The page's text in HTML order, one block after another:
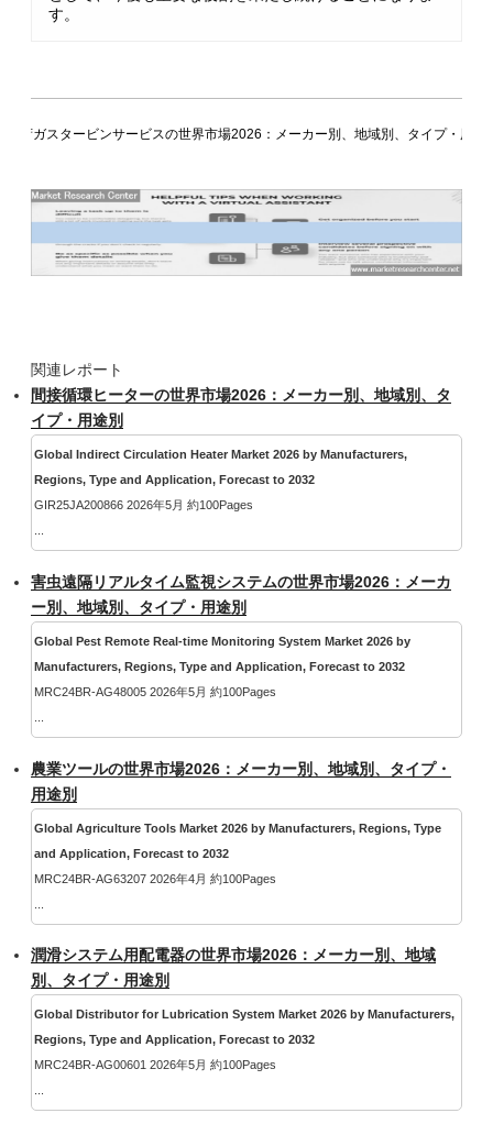
す。
負荷ガスタービンサービスの世界市場2026：メーカー別、地域別、タイプ・用途
関連レポート
間接循環ヒーターの世界市場2026：メーカー別、地域別、タ
イプ・用途別
Global Indirect Circulation Heater Market 2026 by Manufacturers,
Regions, Type and Application, Forecast to 2032
GIR25JA200866 2026年5月 約100Pages
害虫遠隔リアルタイム監視システムの世界市場2026：メーカ
ー別、地域別、タイプ・用途別
Global Pest Remote Real-time Monitoring System Market 2026 by
Manufacturers, Regions, Type and Application, Forecast to 2032
MRC24BR-AG48005 2026年5月 約100Pages
農業ツールの世界市場2026：メーカー別、地域別、タイプ・
用途別
Global Agriculture Tools Market 2026 by Manufacturers, Regions, Type
and Application, Forecast to 2032
MRC24BR-AG63207 2026年4月 約100Pages
潤滑システム用配電器の世界市場2026：メーカー別、地域
別、タイプ・用途別
Global Distributor for Lubrication System Market 2026 by Manufacturers,
Regions, Type and Application, Forecast to 2032
MRC24BR-AG00601 2026年5月 約100Pages